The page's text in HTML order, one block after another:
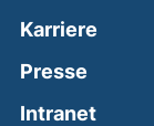
Karriere
Presse
Intranet